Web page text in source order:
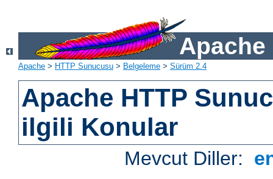
Apache
Apache > HTTP Sunucusu > Belgeleme > Sürüm 2.4
Apache HTTP
ilgili Konular
Mevcut Diller: